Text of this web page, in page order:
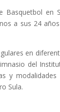
Basquetbol
a sus 24
en
del
y
Sula.